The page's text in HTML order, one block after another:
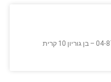
אורטופדים בקריות – 04-8702887 – בן גוריון 10 קרית